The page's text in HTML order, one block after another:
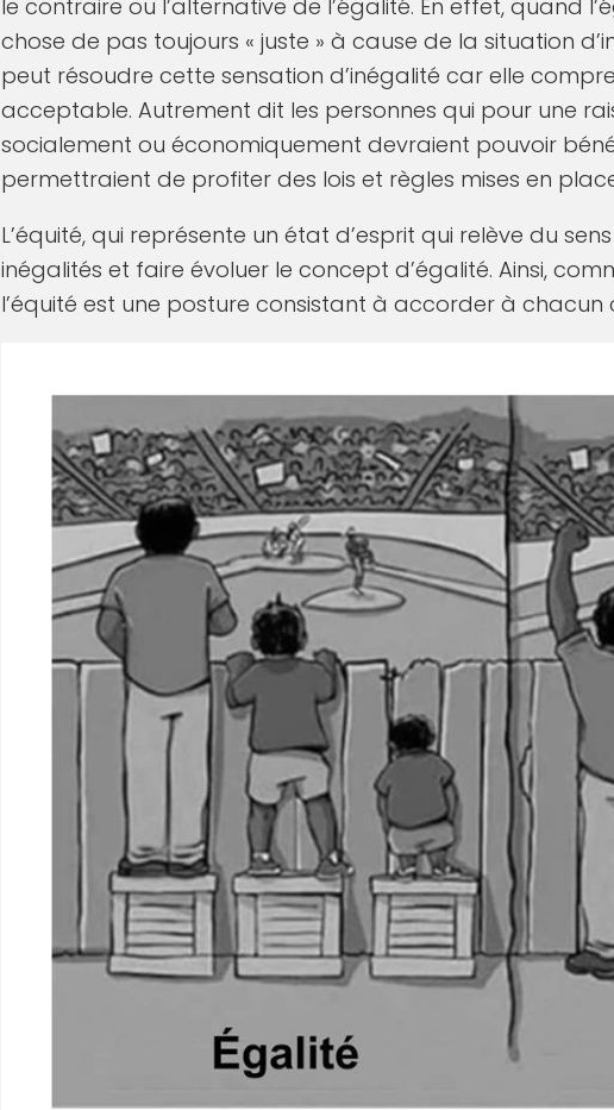
le contraire ou l’alternative de l’égalité. En effet, quand
chose de pas toujours « juste » à cause de la situation
peut résoudre cette sensation d’inégalité car elle
acceptable. Autrement dit les personnes qui pour une
socialement ou économiquement devraient pouvoir
permettraient de profiter des lois et règles mises en
L’équité, qui représente un état d’esprit qui relève du
inégalités et faire évoluer le concept d’égalité. Ainsi,
l’équité est une posture consistant à accorder à chacun